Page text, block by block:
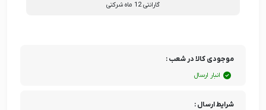
گارانتی 12 ماه شرکتی
موجودی کالا در شعب :
انبار ارسال
شرایط ارسال :